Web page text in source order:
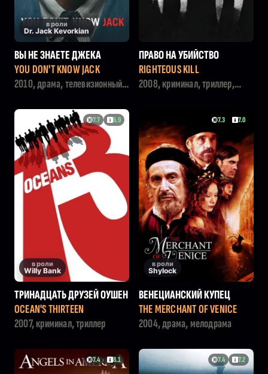
в роли
Dr. Jack Kevorkian
ВЫ НЕ ЗНАЕТЕ ДЖЕКА
YOU DON'T KNOW JACK
2010, драма, телевизионный
ПРАВО НА УБИЙСТВО
RIGHTEOUS KILL
2008, криминал, триллер,
7.7 6.9
в роли
Willy Bank
ТРИНАДЦАТЬ ДРУЗЕЙ ОУШЕН
А
OCEAN'S THIRTEEN
2007, криминал, триллер
7.3 7.0
в роли
Shylock
ВЕНЕЦИАНСКИЙ КУПЕЦ
THE MERCHANT OF VENICE
2004, драма, мелодрама
7.4 8.1 7.4 7.2